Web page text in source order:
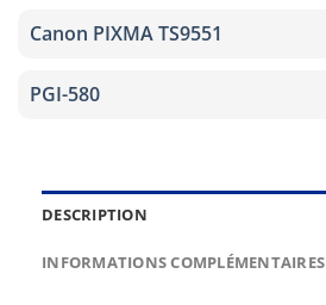
Canon PIXMA TS9551
PGI-580
DESCRIPTION
INFORMATIONS COMPLÉMENTAIRES